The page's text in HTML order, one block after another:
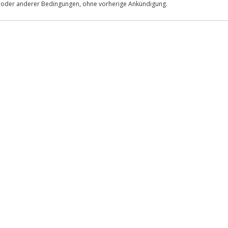
anderer Bedingungen, ohne vorherige Ankündigung.